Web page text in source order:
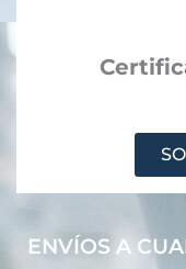
ENVÍOS A